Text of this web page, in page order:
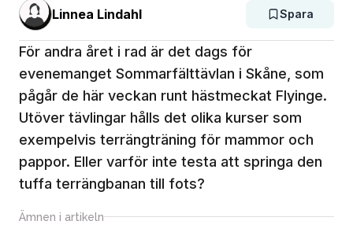
Linnea Lindahl Spara
För andra året i rad är det dags för
evenemanget Sommarfälttävlan i Skåne, som
pågår de här veckan runt hästmeckat Flyinge.
Utöver tävlingar hålls det olika kurser som
exempelvis terrängträning för mammor och
pappor. Eller varför inte testa att springa den
tuffa terrängbanan till fots?
Ämnen i artikeln